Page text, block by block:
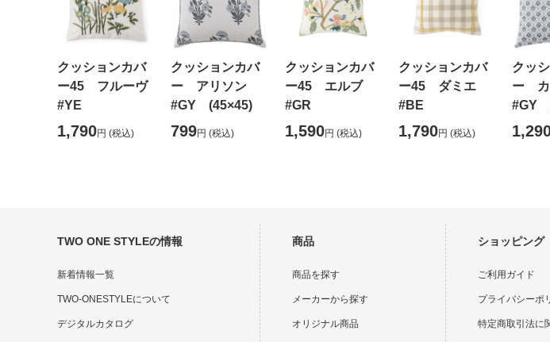
クッションカバ
ー45 フルーヴ
#YE
1,790円 (税込)
クッションカバ
ー アリソン
#GY (45×45)
799円 (税込)
クッションカバ
ー45 エルブ
#GR
1,590円 (税込)
クッションカバ
ー45 ダミエ
#BE
1,790円 (税込)
クッ
ー
#GY
TWO ONE STYLEの情報
新着情報一覧
TWO-ONESTYLEについて
デジタルカタログ
商品
商品を探す
メーカーから探す
オリジナル商品
ショッピング
ご利用ガイド
プライバシーポ
特定商取引法に